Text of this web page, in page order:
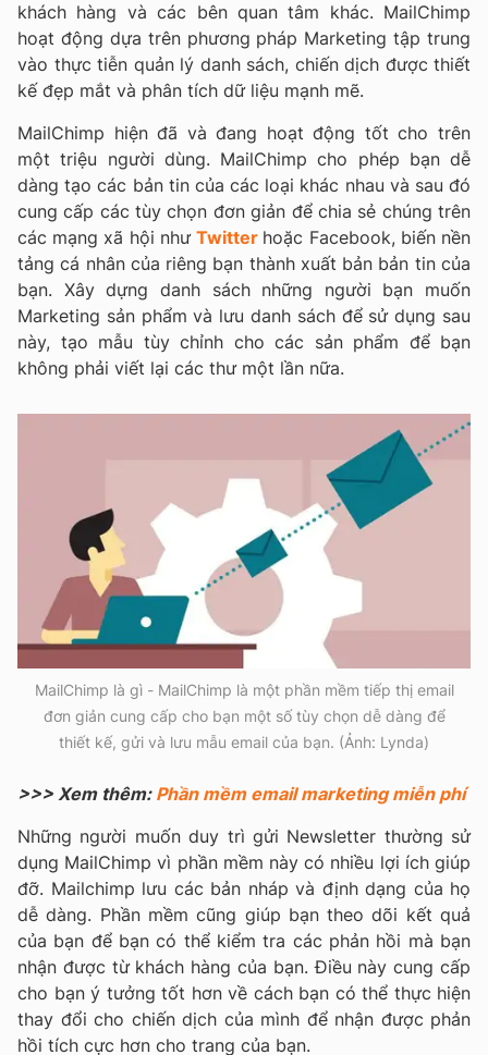
khách hàng và các bên quan tâm khác. MailChimp
hoạt động dựa trên phương pháp Marketing tập trung
vào thực tiễn quản lý danh sách, chiến dịch được thiết
kế đẹp mắt và phân tích dữ liệu mạnh mẽ.
MailChimp hiện đã và đang hoạt động tốt cho trên
một triệu người dùng. MailChimp cho phép bạn dễ
dàng tạo các bản tin của các loại khác nhau và sau đó
cung cấp các tùy chọn đơn giản để chia sẻ chúng trên
các mạng xã hội nhưTwitter hoặc Facebook, biến nền
tảng cá nhân của riêng bạn thành xuất bản bản tin của
bạn. Xây dựng danh sách những người bạn muốn
Marketing sản phẩm và lưu danh sách để sử dụng sau
này, tạo mẫu tùy chỉnh cho các sản phẩm để bạn
không phải viết lại các thư một lần nữa.
MailChimp là gì - MailChimp là một phần mềm tiếp thị email
đơn giản cung cấp cho bạn một số tùy chọn dễ dàng để
thiết kế, gửi và lưu mẫu email của bạn. (Ảnh: Lynda)
>>> Xem thêm: Phần mềm email marketing miễn phí
Những người muốn duy trì gửi Newsletter thường sử
dụng MailChimp vì phần mềm này có nhiều lợi ích giúp
đỡ. Mailchimp lưu các bản nháp và định dạng của họ
dễ dàng. Phần mềm cũng giúp bạn theo dõi kết quả
của bạn để bạn có thể kiểm tra các phản hồi mà bạn
nhận được từ khách hàng của bạn. Điều này cung cấp
cho bạn ý tưởng tốt hơn về cách bạn có thể thực hiện
thay đổi cho chiến dịch của mình để nhận được phản
hồi tích cực hơn cho trang của bạn.